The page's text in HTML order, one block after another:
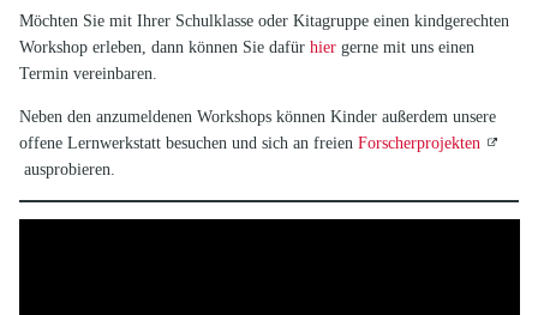
Möchten Sie mit Ihrer Schulklasse oder Kitagruppe einen kindgerechten
Workshop erleben, dann können Sie dafür hiergerne mit uns einen
Termin vereinbaren.
Neben den anzumeldenen Workshops können Kinder außerdem unsere
offene Lernwerkstatt besuchen und sich an freien Forscherprojekten
ausprobieren.